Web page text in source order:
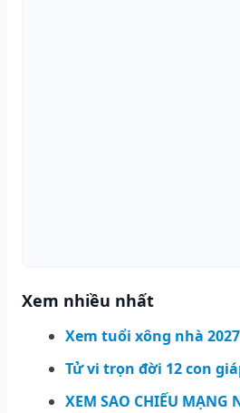
Xem nhiều nhất
Xem tuổi xông nhà 2027
Tử vi trọn đời 12 con
XEM SAO CHIẾU MẠNG